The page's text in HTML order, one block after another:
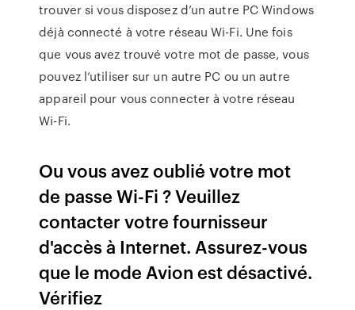
trouver si vous disposez d’un autre PC Windows
déjà connecté à votre réseau Wi-Fi. Une fois
que vous avez trouvé votre mot de passe, vous
pouvez l’utiliser sur un autre PC ou un autre
appareil pour vous connecter à votre réseau
Wi-Fi.
Ou vous avez oublié votre mot
de passe Wi-Fi ? Veuillez
contacter votre fournisseur
d'accès à Internet. Assurez-vous
que le mode Avion est désactivé.
Vérifiez